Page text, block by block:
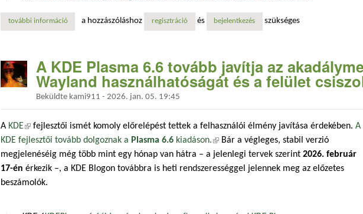
további információkde plasma 6.6: február 17-én érkezik a legújabb asztali környezet tartalommal kapcsolatosan
a hozzászóláshoz regisztráció és bejelentkezés szükséges
A KDE Plasma 6.6 tovább javítja az
Wayland használhatóságát és a felület
Beküldte kami911 - 2026. jan. 05. 19:45
A KDE(külső hivatkozás)
fejlesztői ismét komoly előrelépést tettek a felhasználói élmény javítása érdekében. A
KDE fejlesztői tovább dolgoznak a Plasma 6.6 kiadáson.(külső hivatkozás)
Bár a végleges, stabil verzió
megjelenéséig még több mint egy hónap van hátra – a jelenlegi tervek szerint 2026. február
17-én érkezik –, a KDE Blogon továbbra is heti rendszerességgel jelennek meg az előzetes
beszámolók.